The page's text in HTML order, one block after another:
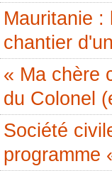
Mauritanie
chantier
« Ma chère
du Colonel
Société
programme